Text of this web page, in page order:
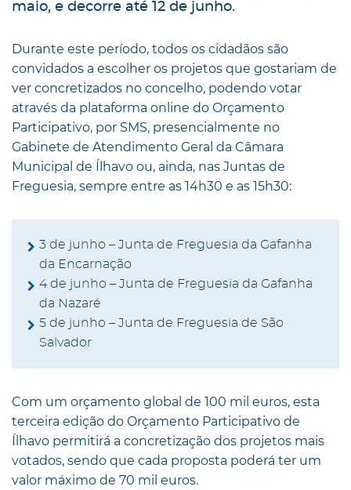
maio, e decorre até 12 de junho.
Durante este período, todos os cidadãos são
convidados a escolher os projetos que gostariam de
ver concretizados no concelho, podendo votar
através da plataforma online do Orçamento
Participativo, por SMS, presencialmente no
Gabinete de Atendimento Geral da Câmara
Municipal de Ílhavo ou, ainda, nas Juntas de
Freguesia, sempre entre as 14h30 e as 15h30:
3 de junho – Junta de Freguesia da Gafanha
da Encarnação
4 de junho – Junta de Freguesia da Gafanha
da Nazaré
5 de junho – Junta de Freguesia de São
Salvador
Com um orçamento global de 100 mil euros, esta
terceira edição do Orçamento Participativo de
Ílhavo permitirá a concretização dos projetos mais
votados, sendo que cada proposta poderá ter um
valor máximo de 70 mil euros.